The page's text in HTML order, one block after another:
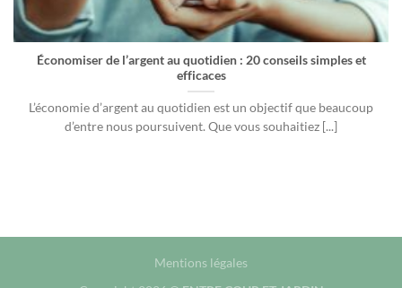
Économiser de l’argent au quotidien : 20 conseils simples et
efficaces
L’économie d’argent au quotidien est un objectif que beaucoup
d’entre nous poursuivent. Que vous souhaitiez [...]
Mentions légales